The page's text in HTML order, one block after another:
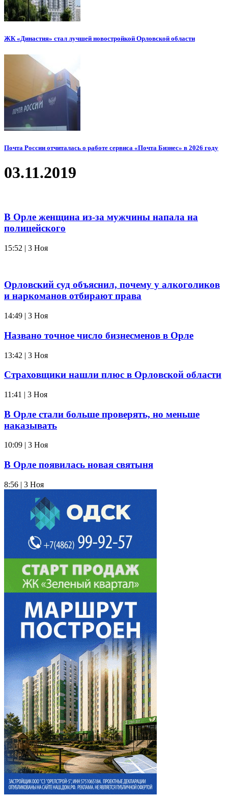
ЖК «Династия» стал лучшей новостройкой Орловской области
Почта России отчиталась о работе сервиса «Почта Бизнес» в 2026 году
03.11.2019
В Орле женщина из-за мужчины напала на
полицейского
15:52 | 3 Ноя
Орловский суд объяснил, почему у алкоголиков
и наркоманов отбирают права
14:49 | 3 Ноя
Названо точное число бизнесменов в Орле
13:42 | 3 Ноя
Страховщики нашли плюс в Орловской области
11:41 | 3 Ноя
В Орле стали больше проверять, но меньше
наказывать
10:09 | 3 Ноя
В Орле появилась новая святыня
8:56 | 3 Ноя